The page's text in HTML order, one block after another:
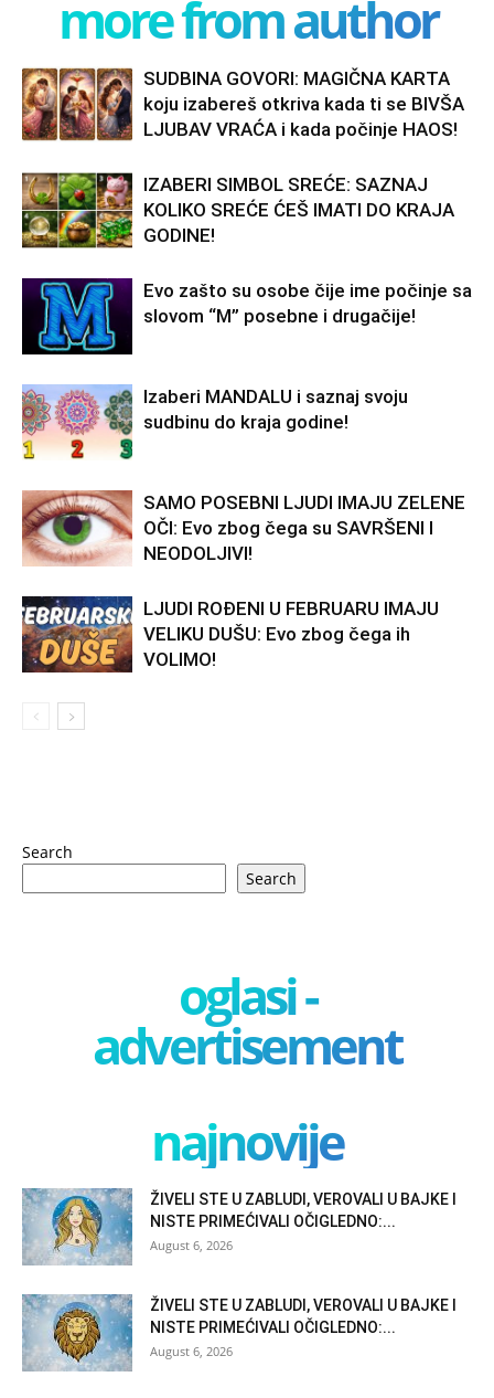
more from author
SUDBINA GOVORI: MAGIČNA KARTA
koju izabereš otkriva kada ti se BIVŠA
LJUBAV VRAĆA i kada počinje HAOS!
IZABERI SIMBOL SREĆE: SAZNAJ
KOLIKO SREĆE ĆEŠ IMATI DO KRAJA
GODINE!
Evo zašto su osobe čije ime počinje sa
slovom “M” posebne i drugačije!
Izaberi MANDALU i saznaj svoju
sudbinu do kraja godine!
SAMO POSEBNI LJUDI IMAJU ZELENE
OČI: Evo zbog čega su SAVRŠENI I
NEODOLJIVI!
LJUDI ROĐENI U FEBRUARU IMAJU
VELIKU DUŠU: Evo zbog čega ih
VOLIMO!
Search
Search
oglasi -
advertisement
najnovije
ŽIVELI STE U ZABLUDI, VEROVALI U BAJKE I
NISTE PRIMEĆIVALI OČIGLEDNO:...
August 6, 2026
ŽIVELI STE U ZABLUDI, VEROVALI U BAJKE I
NISTE PRIMEĆIVALI OČIGLEDNO:...
August 6, 2026